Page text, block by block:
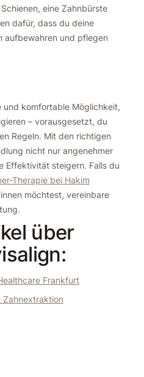
eine Zahnbürste
dafür, dass du deine
aufbewahren und pflegen
und komfortable Möglichkeit,
– vorausgesetzt, du
Regeln. Mit den richtigen
nicht nur angenehmer
Effektivität steigern. Falls du
Therapie bei Hakim
möchtest, vereinbare
über
Frankfurt
Zahnextraktion